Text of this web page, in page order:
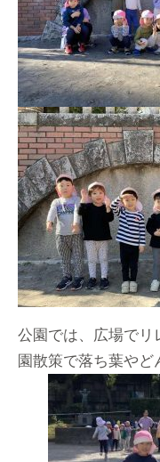
公園では、広場でリ
園散策で落ち葉や